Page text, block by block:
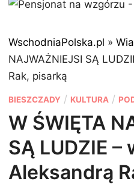
WschodniaPolska.pl »
NAJWAŻNIEJSI SĄ
Rak, pisarką
P
o
s
t
e
d
BIESZCZADY / KULTURA /
W ŚWIĘTA
SĄ LUDZIE –
Aleksandrą